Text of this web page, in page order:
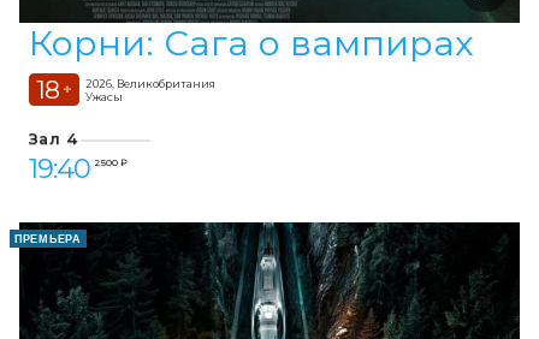
Корни: Сага о вампирах
18 +
2026, Великобритания
Ужасы
Зал 4
19:40 2 500 ₽
ПРЕМЬЕРА